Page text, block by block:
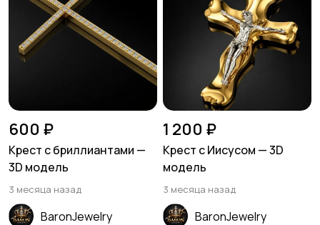
600 ₽
Крест с бриллиантами —
3D модель
3 месяца назад
BaronJewelry
1 200 ₽
Крест с Иисусом — 3D
модель
3 месяца назад
BaronJewelry